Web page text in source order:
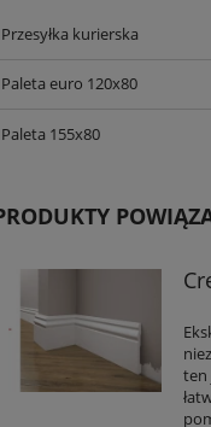
Przesyłka kurierska
Paleta euro 120x80
Paleta 155x80
ten